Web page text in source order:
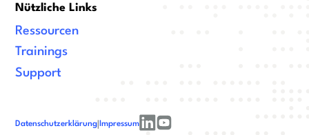
Nützliche Links
Ressourcen
Trainings
Support
Datenschutzerklärung | Impressum